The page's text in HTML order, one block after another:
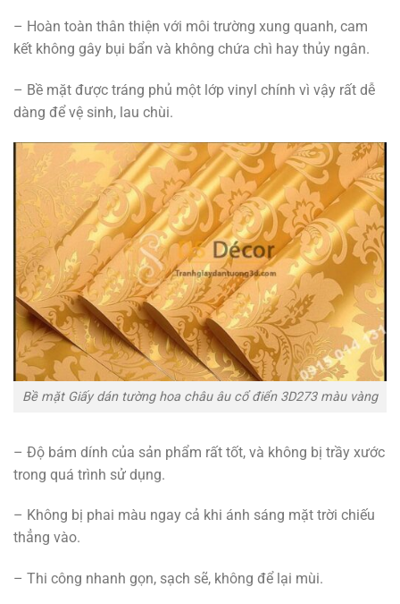
– Hoàn toàn thân thiện với môi trường xung quanh, cam
kết không gây bụi bẩn và không chứa chì hay thủy ngân.
– Bề mặt được tráng phủ một lớp vinyl chính vì vậy rất dễ
dàng để vệ sinh, lau chùi.
Bề mặt Giấy dán tường hoa châu âu cổ điển 3D273 màu vàng
– Độ bám dính của sản phẩm rất tốt, và không bị trầy xước
trong quá trình sử dụng.
– Không bị phai màu ngay cả khi ánh sáng mặt trời chiếu
thẳng vào.
– Thi công nhanh gọn, sạch sẽ, không để lại mùi.